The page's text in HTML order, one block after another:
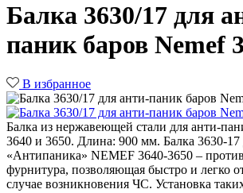
Балка 3630/17 для
паник баров Nemef
В избранное
Балка из нержавеющей стали для анти-
3640 и 3650. Длина: 900 мм. Балка 3630-17
«Антипаника» NEMEF 3640-3650 –
фурнитура, позволяющая быстро и легко
случае возникновения ЧС. Установка